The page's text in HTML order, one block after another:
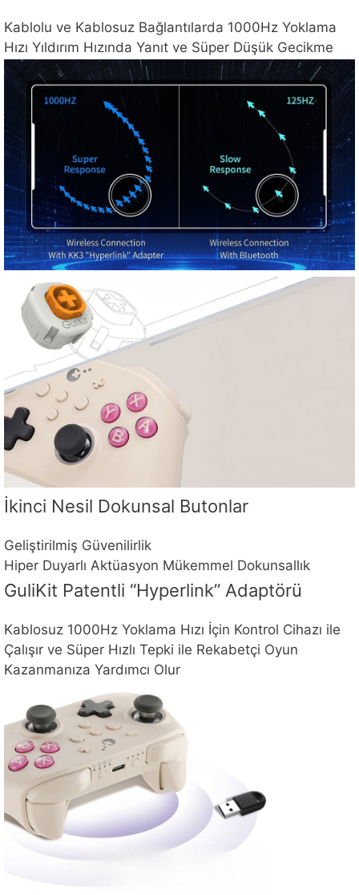
Kablolu ve Kablosuz Bağlantılarda 1000Hz Yoklama
Hızı Yıldırım Hızında Yanıt ve Süper Düşük Gecikme
İkinci Nesil Dokunsal Butonlar
Geliştirilmiş Güvenilirlik
Hiper Duyarlı Aktüasyon Mükemmel Dokunsallık
GuliKit Patentli “Hyperlink” Adaptörü
Kablosuz 1000Hz Yoklama Hızı İçin Kontrol Cihazı ile
Çalışır ve Süper Hızlı Tepki ile Rekabetçi Oyun
Kazanmanıza Yardımcı Olur